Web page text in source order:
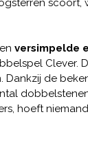
scoort,
versimpelde
Clever.
Dankzij de
hoeft